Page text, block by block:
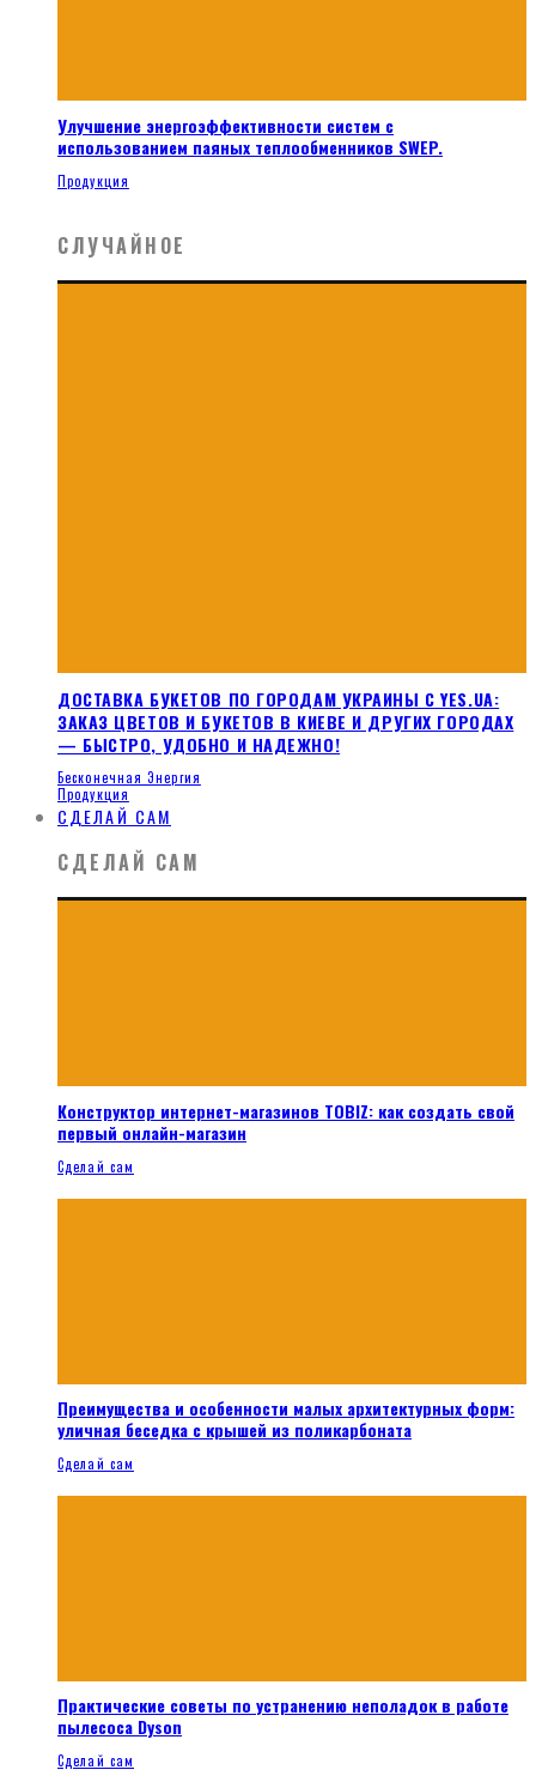
Улучшение энергоэффективности систем с
использованием паяных теплообменников SWEP.
Продукция
СЛУЧАЙНОЕ
ДОСТАВКА БУКЕТОВ ПО ГОРОДАМ УКРАИНЫ С YES.UA:
ЗАКАЗ ЦВЕТОВ И БУКЕТОВ В КИЕВЕ И ДРУГИХ ГОРОДАХ
— БЫСТРО, УДОБНО И НАДЕЖНО!
Бесконечная Энергия
Продукция
СДЕЛАЙ САМ
СДЕЛАЙ САМ
Конструктор интернет-магазинов TOBIZ: как создать свой
первый онлайн-магазин
Сделай сам
Преимущества и особенности малых архитектурных форм:
уличная беседка с крышей из поликарбоната
Сделай сам
Практические советы по устранению неполадок в работе
пылесоса Dyson
Сделай сам